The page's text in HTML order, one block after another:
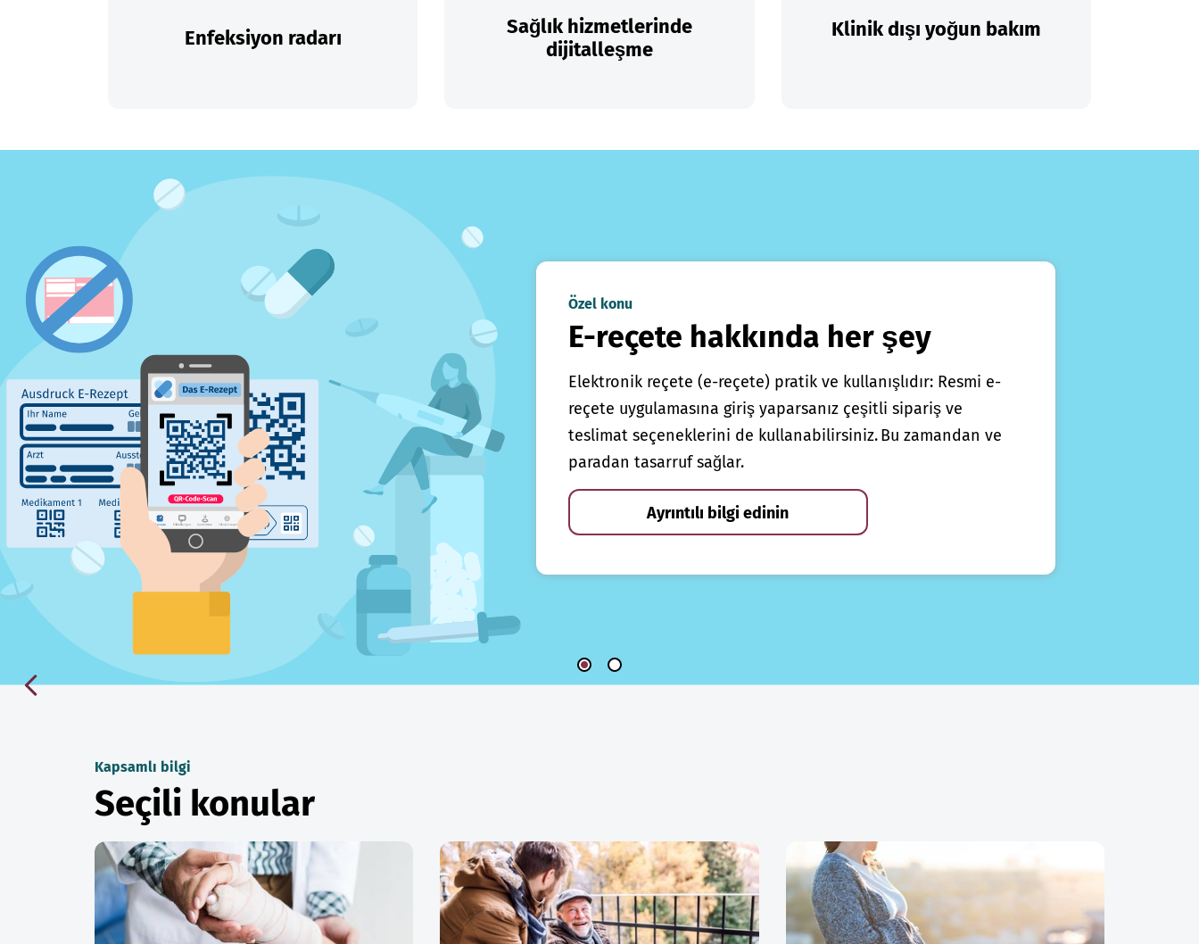
Enfeksiyon radarı
Sağlık hizmetlerinde
dijitalleşme
Klinik dışı yoğun bakım
Özel konu
E-reçete hakkında her şey
Elektronik reçete (e-reçete) pratik ve kullanışlıdır: Resmi e-
reçete uygulamasına giriş yaparsanız çeşitli sipariş ve
teslimat seçeneklerini de kullanabilirsiniz. Bu zamandan ve
paradan tasarruf sağlar.
Ayrıntılı bilgi edinin
Kapsamlı bilgi
Seçili konular